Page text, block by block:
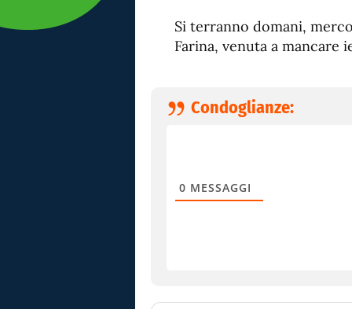
Si terranno domani,
Farina, venuta a mancare
Condoglianze:
0 MESSAGGI